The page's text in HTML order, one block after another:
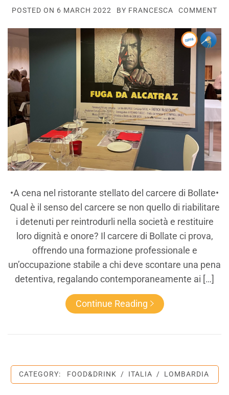
POSTED ON 6 MARCH 2022 BY FRANCESCA COMMENT
•A cena nel ristorante stellato del carcere di Bollate•
Qual è il senso del carcere se non quello di riabilitare
i detenuti per reintrodurli nella società e restituire
loro dignità e onore? Il carcere di Bollate ci prova,
offrendo una formazione professionale e
un’occupazione stabile a chi deve scontare una pena
detentiva, regalando contemporaneamente ai […]
Continue Reading
CATEGORY: FOOD&DRINK / ITALIA / LOMBARDIA